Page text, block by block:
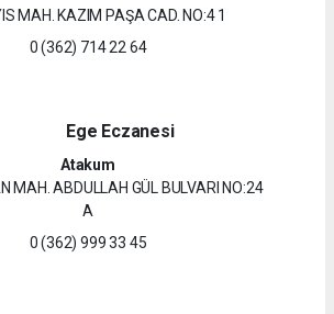
MAH. KAZIM PAŞA CAD. NO:4 1
0 (362) 714 22 64
Ege Eczanesi
Atakum
MAH. ABDULLAH GÜL BULVARI NO:24
A
0 (362) 999 33 45